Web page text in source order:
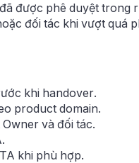
được phê duyệt trong
đối tác khi vượt quá
khi handover.
product domain.
và đối tác.
khi phù hợp.